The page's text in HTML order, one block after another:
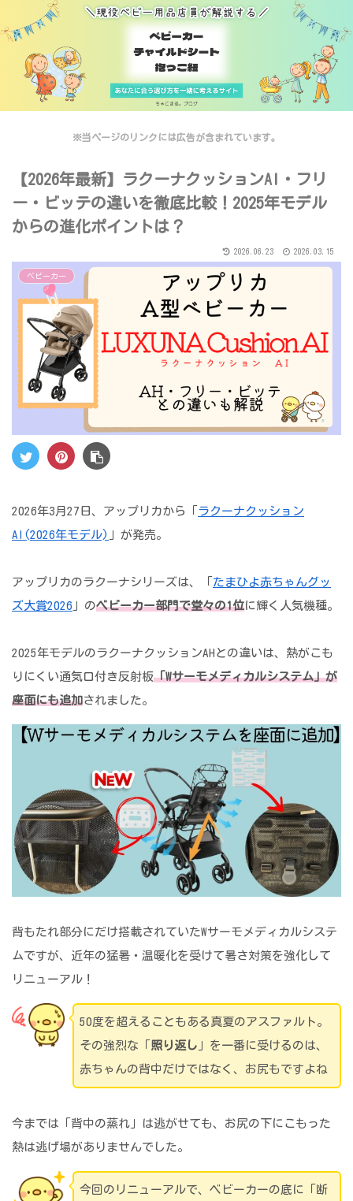
※当ページのリンクには広告が含まれています。
【2026年最新】ラクーナクッションAI・フリ
ー・ビッテの違いを徹底比較！2025年モデル
からの進化ポイントは？
2026.06.23 2026.03.15
ベビーカー
2026年3月27日、アップリカから「 ラクーナクッション
AI(2026年モデル) 」が発売。
アップリカのラクーナシリーズは、「 たまひよ赤ちゃんグッ
ズ大賞2026 」のベビーカー部門で堂々の1位に輝く人気機種。
2025年モデルのラクーナクッションAHとの違いは、熱がこも
りにくい通気口付き反射板「Wサーモメディカルシステム」が
座面にも追加されました。
背もたれ部分にだけ搭載されていたWサーモメディカルシステ
ムですが、近年の猛暑・温暖化を受けて暑さ対策を強化して
リニューアル！
50度を超えることもある真夏のアスファルト。
その強烈な「 照り返し 」を一番に受けるのは、
赤ちゃんの背中だけではなく、お尻もですよね
今までは「背中の蒸れ」は逃がせても、お尻の下にこもった
熱は逃げ場がありませんでした。
今回のリニューアルで、ベビーカーの底に「断